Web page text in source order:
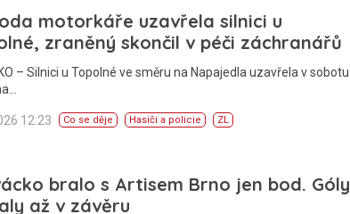
motorkáře uzavřela silnici u
zraněný skončil v péči záchranářů
– Silnici u Topolné ve směru na Napajedla uzavřela v sobotu
12:23 Co se děje Hasiči a policie ZL
bralo s Artisem Brno jen bod. Góly
až v závěru